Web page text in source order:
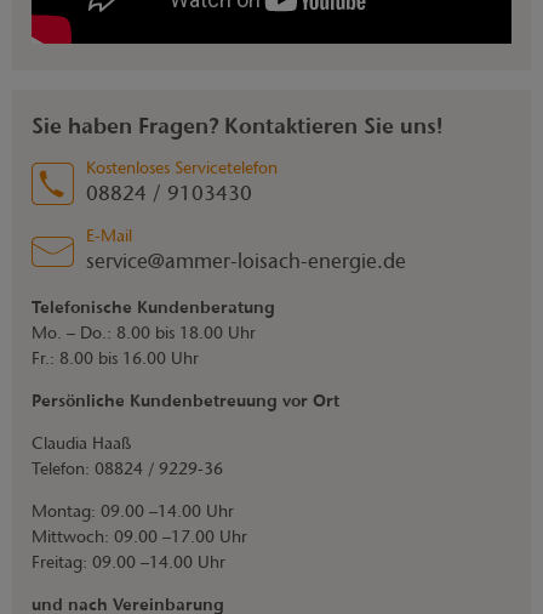
Sie haben Fragen? Kontaktieren Sie uns!
Kostenloses Servicetelefon
08824 / 9103430
E-Mail
service@ammer-loisach-energie.de
Telefonische Kundenberatung
Mo. – Do.: 8.00 bis 18.00 Uhr
Fr.: 8.00 bis 16.00 Uhr
Persönliche Kundenbetreuung vor Ort
Claudia Haaß
Telefon: 08824 / 9229-36
Montag: 09.00 –14.00 Uhr
Mittwoch: 09.00 –17.00 Uhr
Freitag: 09.00 –14.00 Uhr
und nach Vereinbarung